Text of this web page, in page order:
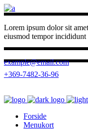
Lorem ipsum dolor sit
eiusmod tempor
example@email.com
+369-7482-36-96
Forside
Menukort